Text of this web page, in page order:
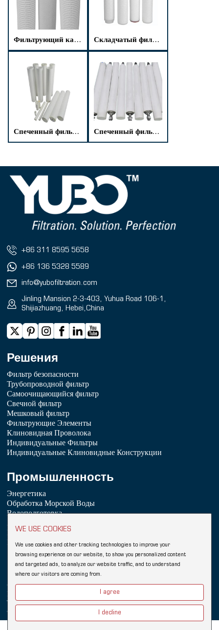
Фильтрующий картридж с высокой пропускной способностью Складчатый фильтрующий картридж из PTFE
Спеченный фильтрующий элемент из полиамида Спеченный фильтрующий картридж из полиэтилена
WE USE COOKIES
We use cookies and other tracking technologies to improve your
browsing experience on our website, to show you personalized content
and targeted ads, to analyze our website traffic, and to understand
where our visitors are coming from.
I agree
I decline
+86 311 8595 5658
+86 136 5328 5589
info@yubofiltration.com
Jinling Mansion 2-3-403, Yuhua Road 106-1,
Shijiazhuang, Hebei,China
Решения
Фильтр безопасности
Трубопроводной фильтр
Самоочищающийся фильтр
Свечной фильтр
Мешковый фильтр
Фильтрующие Элементы
Клиновидная Проволока
Индивидуальные Фильтры
Индивидуальные Клиновидные Конструкции
Промышленность
Энергетика
Обработка Морской Воды
Водоподготовка
Химическая Промышленность
Нефтепереработка
Пищевая промышленность и напитки
Copyright © 2026 Hebei YUBO Filtration Equipment Co.,Ltd.
Sitemap
Ссылки:Клиновидный проволочный фильтр
Клиновидная проволочная сетка Johnson
Wedge Wire ScreenVee WireФильтрующие элементы
Фильтровальный корпус